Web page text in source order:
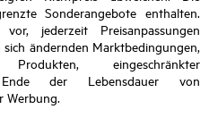
Sonderangebote enthalten.
jederzeit Preisanpassungen
ändernden Marktbedingungen,
eingeschränkter
Ende der Lebensdauer von
Werbung.